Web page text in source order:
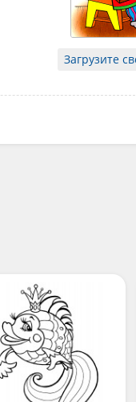
Загрузите